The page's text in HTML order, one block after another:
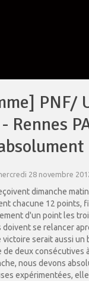
PNF/
Rennes
28 novembre
dimanche matin
chacune 12 points,
d'un point les
doivent se relancer
serait aussi un
deux consécutives
nous devons
expérimentées,